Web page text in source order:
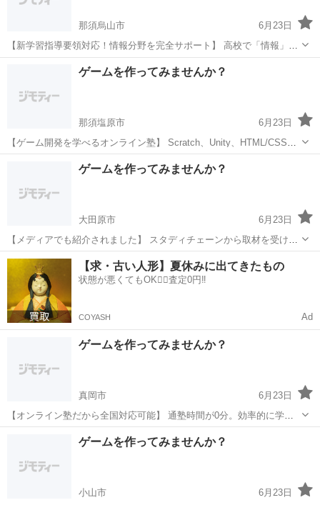
那須烏山市
6月23日
【新学習指導要領対応！情報分野を完全サポート】 高校で「情報」が
必修化されました。 プログラミングの基礎をしっかり身につけましょ
学校の授業...
那須烏山市 プログラミング
ゲームを作ってみませんか？
那須塩原市
6月23日
【ゲーム開発を学べるオンライン塾】 Scratch、Unity、HTML/CSSな
ど、様々なプログラミング言語が学べます。 こんなお悩みはありませ
んか？ 学校の情報分野の授業だけでは不安 プログラミング...
那須塩原市 プログラミング
ゲームを作ってみませんか？
大田原市
6月23日
【メディアでも紹介されました】 スタディチェーンから取材を受け、
当塾の指導方針が紹介されました。 取材記事から 「現役エンジニアの
知見を活かした 生徒中心の教育」として高く評価いただいています。
栃木 大田原市 プログラミング 小学生
【求・古い人形】夏休みに出てきたもの
状態が悪くてもOK🙆‍♀️査定0円‼️
COYASH Ad
ゲームを作ってみませんか？
真岡市
6月23日
【オンライン塾だから全国対応可能】 通塾時間が0分。効率的に学べ
ます。 全国からの受講 インターネット環境があれば、 日本全国どこ
からでも受講可能。 地方にお住まいの方も大歓迎です。 時間帯の柔
プログラミング 柔軟性
ゲームを作ってみませんか？
小山市 6月23日